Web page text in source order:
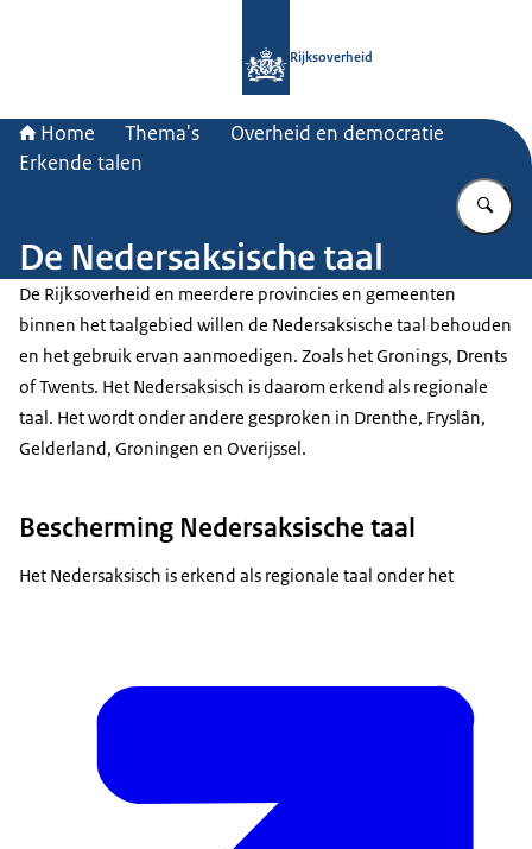
Rijksoverheid
Home Thema's
Overheid en democratie
Erkende talen
De Nedersaksische taal
De Rijksoverheid en meerdere provincies en gemeenten
binnen het taalgebied willen de Nedersaksische taal behouden
en het gebruik ervan aanmoedigen. Zoals het Gronings, Drents
of Twents. Het Nedersaksisch is daarom erkend als regionale
taal. Het wordt onder andere gesproken in Drenthe, Fryslân,
Gelderland, Groningen en Overijssel.
Bescherming Nedersaksische taal
Het Nedersaksisch is erkend als regionale taal onder het